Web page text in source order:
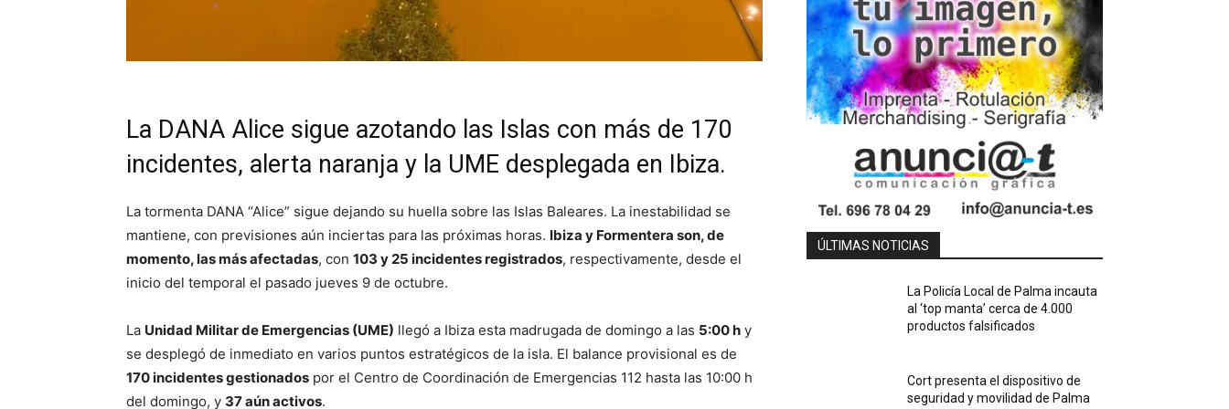
La DANA Alice sigue azotando las Islas con más de 170
incidentes, alerta naranja y la UME desplegada en Ibiza.
La tormenta DANA “Alice” sigue dejando su huella sobre las Islas Baleares. La inestabilidad se
mantiene, con previsiones aún inciertas para las próximas horas. Ibiza y Formentera son, de
momento, las más afectadas, con 103 y 25 incidentes registrados, respectivamente, desde el
inicio del temporal el pasado jueves 9 de octubre.
La Unidad Militar de Emergencias (UME) llegó a Ibiza esta madrugada de domingo a las 5:00 h y
se desplegó de inmediato en varios puntos estratégicos de la isla. El balance provisional es de
170 incidentes gestionados por el Centro de Coordinación de Emergencias 112 hasta las 10:00 h
del domingo, y 37 aún activos.
ÚLTIMAS NOTICIAS
La Policía Local de Palma incauta
al ‘top manta’ cerca de 4.000
productos falsificados
Cort presenta el dispositivo de
seguridad y movilidad de Palma